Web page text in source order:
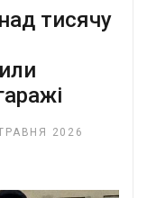
тисячу
2026